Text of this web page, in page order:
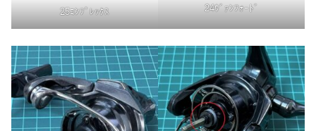
25ｺﾝﾌﾟﾚｯｸｽ 24ｳﾞｧﾝﾌｫｰﾄﾞ